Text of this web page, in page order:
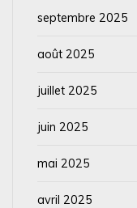
septembre 2025
août 2025
juillet 2025
juin 2025
mai 2025
avril 2025